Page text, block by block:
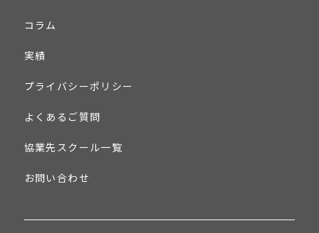
コラム
実績
プライバシーポリシー
よくあるご質問
協業先スクール一覧
お問い合わせ